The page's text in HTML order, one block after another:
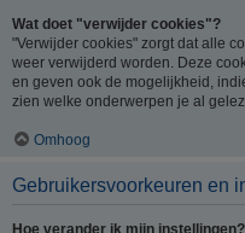
Wat doet "verwijder cookies"?
"Verwijder cookies" zorgt dat alle
weer verwijderd worden. Deze
en geven ook de mogelijkheid,
zien welke onderwerpen je al
Omhoog
Gebruikersvoorkeuren en
Hoe verander ik mijn instellingen?